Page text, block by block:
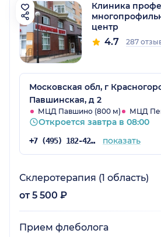
Клиника
центр
4.7 287
Московская обл, г
Павшинская, д 2
МЦД Павшино (800 м) МЦД
Откроется завтра в 08:00
+7 (495) 182-42-54 показать
Склеротерапия (1 область)
от 5 500 ₽
Прием флеболога